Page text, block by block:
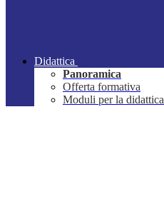
Didattica
Panoramica
Offerta formativa
Moduli per la didattica